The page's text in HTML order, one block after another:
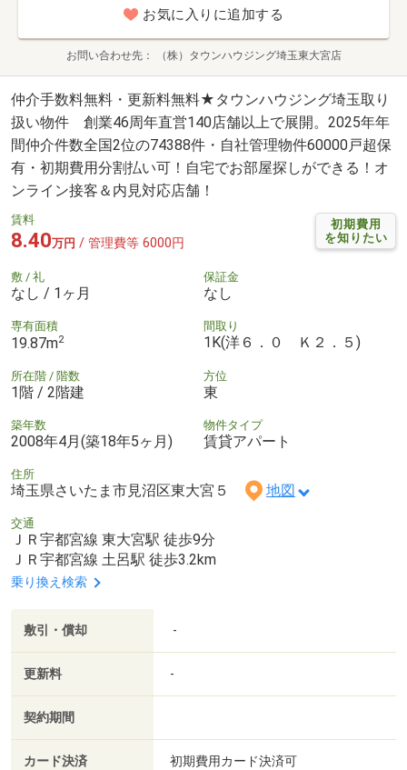
お気に入りに追加する
お問い合わせ先 （株）タウンハウジング埼玉東大宮店
仲介手数料無料・更新料無料★タウンハウジング埼玉取り
扱い物件 創業46周年直営140店舗以上で展開。2025年年
間仲介件数全国2位の74388件・自社管理物件60000戸超保
有・初期費用分割払い可！自宅でお部屋探しができる！オ
ンライン接客＆内見対応店舗！
初期費用
を知りたい
賃料
8.40万円 / 管理費等 6000円
敷 / 礼
なし / 1ヶ月
保証金
なし
専有面積
19.87m2
間取り
1K(洋６．０ Ｋ２．５)
所在階 / 階数
1階 / 2階建
方位
東
築年数
2008年4月(築18年5ヶ月)
物件タイプ
賃貸アパート
住所
埼玉県さいたま市見沼区東大宮５ 地図
交通
ＪＲ宇都宮線 東大宮駅 徒歩9分
ＪＲ宇都宮線 土呂駅 徒歩3.2km
乗り換え検索
敷引・償却 -
更新料 -
契約期間
カード決済 初期費用カード決済可